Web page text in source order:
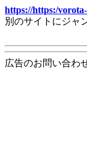
https://https:/
別のサイトにジャ
広告のお問い合わ